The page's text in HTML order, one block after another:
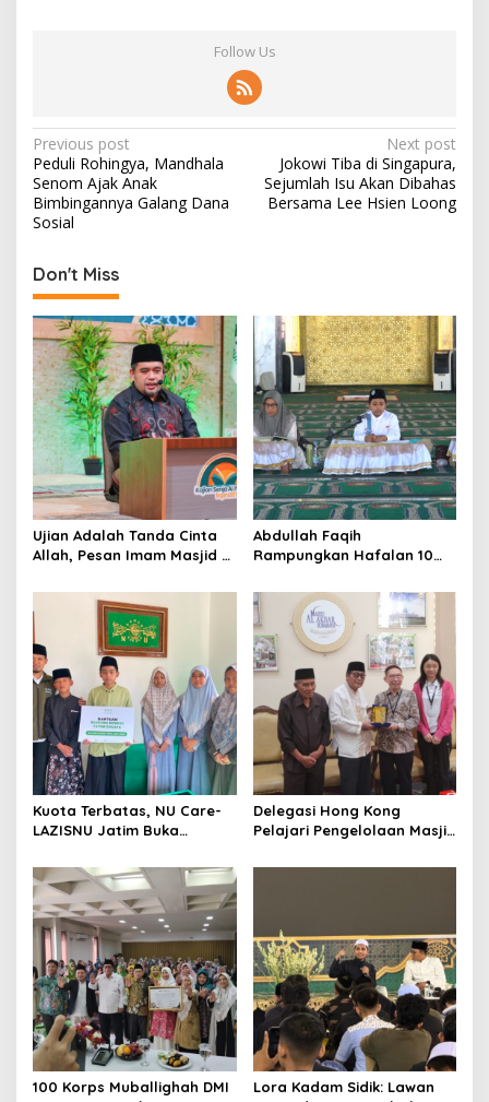
e
Follow Us
P
o
s
n
a
v
i
g
a
t
i
o
n
Previous post
Peduli Rohingya, Mandhala
Senom Ajak Anak
Bimbingannya Galang Dana
Sosial
Next post
Jokowi Tiba di Singapura,
Sejumlah Isu Akan Dibahas
Bersama Lee Hsien Loong
Don't Miss
Ujian Adalah Tanda Cinta
Allah, Pesan Imam Masjid Al
Abdullah Faqih
Rampungkan Hafalan 10
Tahfidz
Kuota Terbatas, NU Care-
LAZISNU Jatim Buka
Delegasi Hong Kong
Pelajari Pengelolaan Masjid
100 Korps Muballighah DMI
Lora Kadam Sidik: Lawan